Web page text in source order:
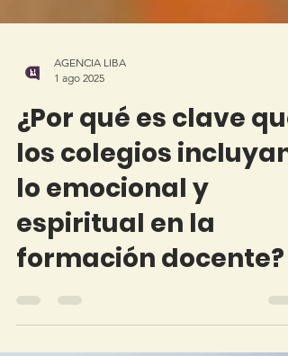
AGENCIA LIBA
1 ago 2025
¿Por qué es clave que
los colegios incluyan
lo emocional y
espiritual en la
formación docente?